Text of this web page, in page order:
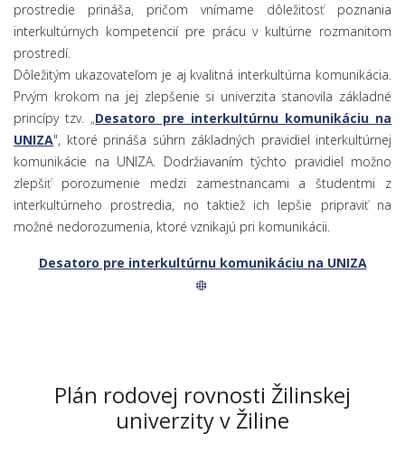
prostredie prináša, pričom vnímame dôležitosť poznania
interkultúrnych kompetencií pre prácu v kultúrne rozmanitom
prostredí.
Dôležitým ukazovateľom je aj kvalitná interkultúrna komunikácia.
Prvým krokom na jej zlepšenie si univerzita stanovila základné
princípy tzv. „Desatoro pre interkultúrnu komunikáciu na
UNIZA", ktoré prináša súhrn základných pravidiel interkultúrnej
komunikácie na UNIZA. Dodržiavaním týchto pravidiel možno
zlepšiť porozumenie medzi zamestnancami a študentmi z
interkultúrneho prostredia, no taktiež ich lepšie pripraviť na
možné nedorozumenia, ktoré vznikajú pri komunikácii.
Desatoro pre interkultúrnu komunikáciu na UNIZA
Plán rodovej rovnosti Žilinskej
univerzity v Žiline